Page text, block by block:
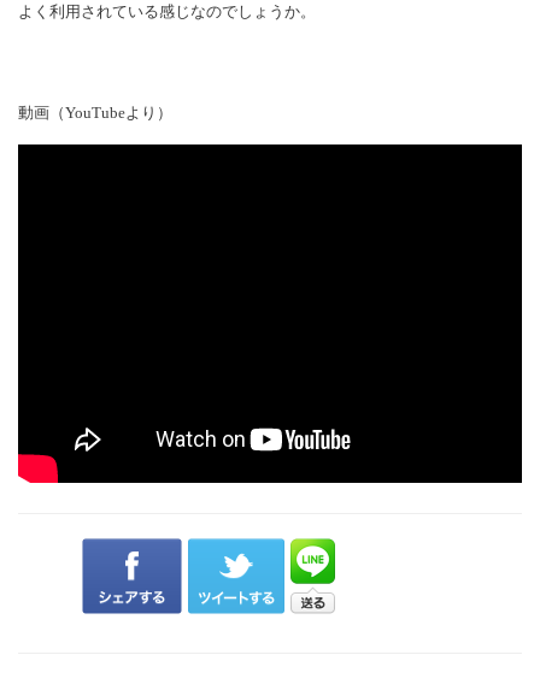
よく利用されている感じなのでしょうか。
動画（YouTubeより）